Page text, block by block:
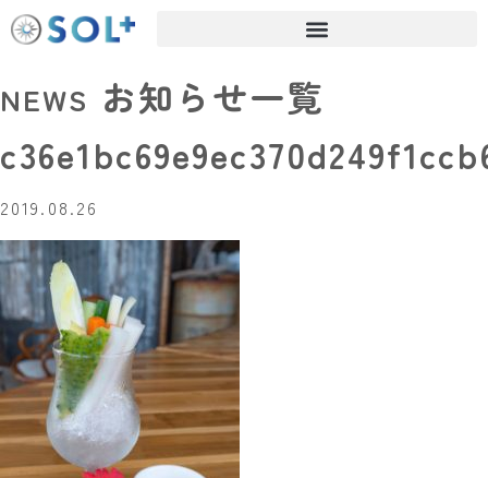
NEWS お知らせ一覧
2019.08.26